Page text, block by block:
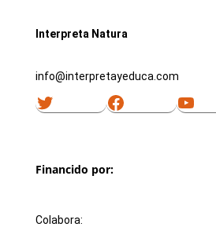
Interpreta Natura
info@interpretayeduca.com
Twitter Facebook
Financido por:
Colabora: